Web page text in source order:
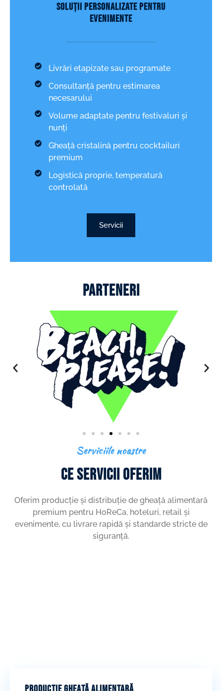
Soluții personalizate pentru
evenimente
Livrări etapizate sau programate
Consultanță pentru estimarea
necesarului
Volume adaptate pentru festivaluri și
nunți
Gheață cristalină pentru cocktailuri
premium
Logistică proprie, temperatură
controlată
Servicii
Parteneri
Serviciile noastre
CE SERVICII OFERIM
Oferim producție și distribuție de gheață alimentară
premium pentru HoReCa, hoteluri, retail și
evenimente, cu livrare rapidă și standarde stricte de
siguranță.